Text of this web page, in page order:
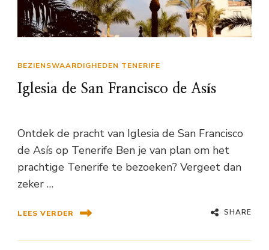
BEZIENSWAARDIGHEDEN TENERIFE
Iglesia de San Francisco de Asís
Ontdek de pracht van Iglesia de San Francisco
de Asís op Tenerife Ben je van plan om het
prachtige Tenerife te bezoeken? Vergeet dan
zeker …
LEES VERDER SHARE